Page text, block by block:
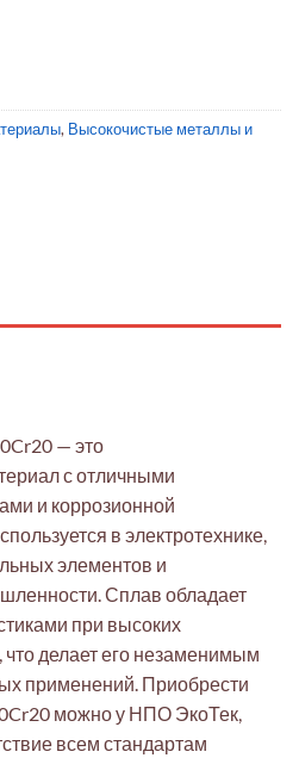
, Высокочистые металлы и
— это
с отличными
и коррозионной
в электротехнике,
элементов и
Сплав обладает
при высоких
что делает его незаменимым
применений. Приобрести
можно у НПО ЭкоТек,
всем стандартам